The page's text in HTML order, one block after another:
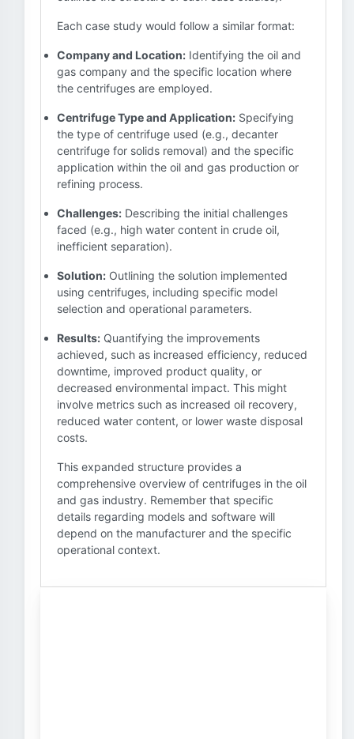
Each case study would follow a similar format:
Company and Location: Identifying the oil and
gas company and the specific location where
the centrifuges are employed.
Centrifuge Type and Application: Specifying
the type of centrifuge used (e.g., decanter
centrifuge for solids removal) and the specific
application within the oil and gas production or
refining process.
Challenges: Describing the initial challenges
faced (e.g., high water content in crude oil,
inefficient separation).
Solution: Outlining the solution implemented
using centrifuges, including specific model
selection and operational parameters.
Results: Quantifying the improvements
achieved, such as increased efficiency, reduced
downtime, improved product quality, or
decreased environmental impact. This might
involve metrics such as increased oil recovery,
reduced water content, or lower waste disposal
costs.
This expanded structure provides a
comprehensive overview of centrifuges in the oil
and gas industry. Remember that specific
details regarding models and software will
depend on the manufacturer and the specific
operational context.